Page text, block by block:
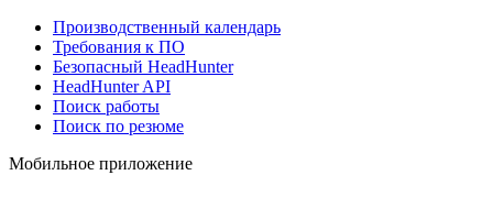
Производственный календарь
Требования к ПО
Безопасный HeadHunter
HeadHunter API
Поиск работы
Поиск по резюме
Мобильное приложение